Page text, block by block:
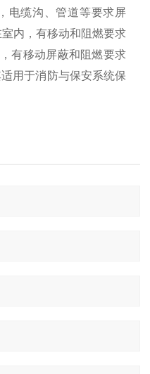
电缆沟、管道等要求屏
内，有移动和阻燃要求
有移动屏蔽和阻燃要求
用于消防与保安系统保